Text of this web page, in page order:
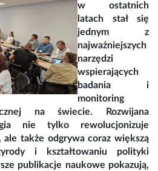
w ostatnich
latach stał się
jednym z
najważniejszych
narzędzi
wspierających
badania i
monitoring
na świecie. Rozwijana
nie tylko rewolucjonizuje
także odgrywa coraz większą
i kształtowaniu polityki
publikacje naukowe pokazują,